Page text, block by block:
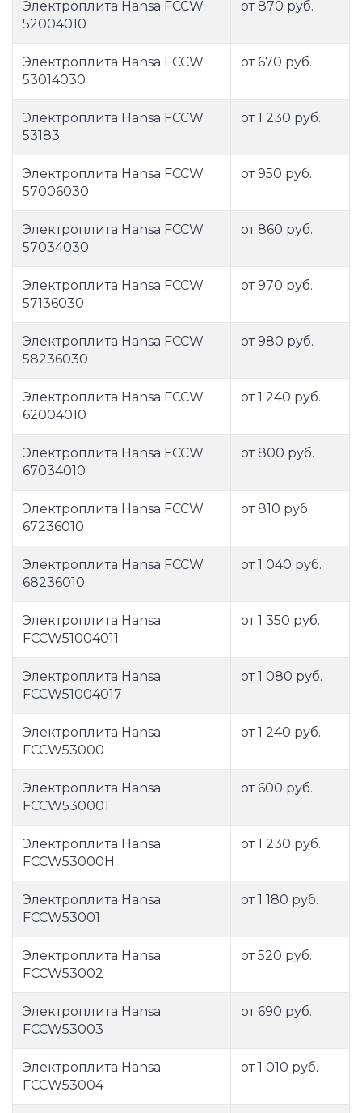
Электроплита Hansa FCCW
52004010
от 870 руб.
Электроплита Hansa FCCW
53014030
от 670 руб.
Электроплита Hansa FCCW
53183
от 1 230 руб.
Электроплита Hansa FCCW
57006030
от 950 руб.
Электроплита Hansa FCCW
57034030
от 860 руб.
Электроплита Hansa FCCW
57136030
от 970 руб.
Электроплита Hansa FCCW
58236030
от 980 руб.
Электроплита Hansa FCCW
62004010
от 1 240 руб.
Электроплита Hansa FCCW
67034010
от 800 руб.
Электроплита Hansa FCCW
67236010
от 810 руб.
Электроплита Hansa FCCW
68236010
от 1 040 руб.
Электроплита Hansa
FCCW51004011
от 1 350 руб.
Электроплита Hansa
FCCW51004017
от 1 080 руб.
Электроплита Hansa
FCCW53000
от 1 240 руб.
Электроплита Hansa
FCCW530001
от 600 руб.
Электроплита Hansa
FCCW53000H
от 1 230 руб.
Электроплита Hansa
FCCW53001
от 1 180 руб.
Электроплита Hansa
FCCW53002
от 520 руб.
Электроплита Hansa
FCCW53003
от 690 руб.
Электроплита Hansa
FCCW53004
от 1 010 руб.